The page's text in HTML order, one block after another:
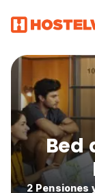
Bed
2 Pensiones